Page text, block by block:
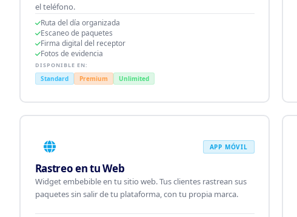
el teléfono.
Ruta del día organizada
Escaneo de paquetes
Firma digital del receptor
Fotos de evidencia
DISPONIBLE EN:
Standard Premium Unlimited
APP MÓVIL
Rastreo en tu Web
Widget embebible en tu sitio web. Tus clientes rastrean sus
paquetes sin salir de tu plataforma, con tu propia marca.